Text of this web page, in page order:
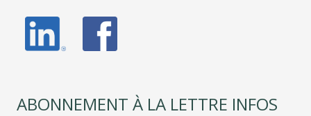
ABONNEMENT À LA LETTRE INFOS